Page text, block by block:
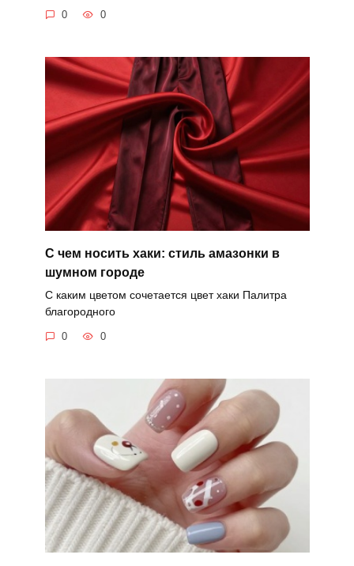
0 0
С чем носить хаки: стиль амазонки в
шумном городе
С каким цветом сочетается цвет хаки Палитра
благородного
0 0